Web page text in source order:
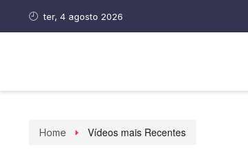
ter, 4 agosto 2026
Home Vídeos mais Recentes